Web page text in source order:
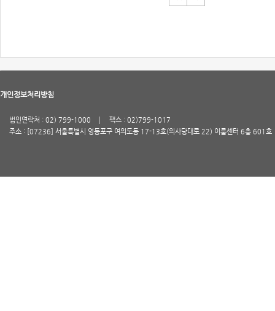
개인정보처리방침
법인연락처 : 02) 799-1000
팩스 : 02)799-1017
주소 : [07236] 서울특별시 영등포구 여의도동 17-13호(의사당대로 22) 이룸센터 6층 601호